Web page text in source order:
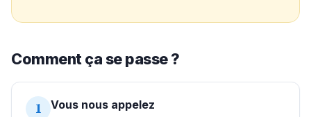
Comment ça se passe ?
1 Vous nous appelez